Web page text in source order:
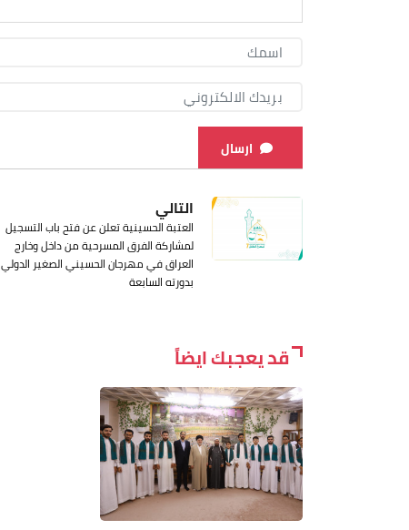
ارسال
التالي
العتبة الحسينية تعلن عن فتح باب التسجيل
لمشاركة الفرق المسرحية من داخل وخارج
العراق في مهرجان الحسيني الصغير الدولي
بدورته السابعة
قد يعجبك ايضاً